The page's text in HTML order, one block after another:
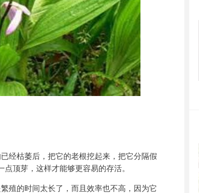
经枯萎后，把它的老根挖起来，把它分隔假
顶芽，这样才能够更容易的存活。
殖的时间太长了，而且效率也不高，因为它